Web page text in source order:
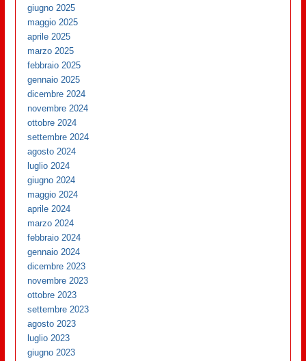
giugno 2025
maggio 2025
aprile 2025
marzo 2025
febbraio 2025
gennaio 2025
dicembre 2024
novembre 2024
ottobre 2024
settembre 2024
agosto 2024
luglio 2024
giugno 2024
maggio 2024
aprile 2024
marzo 2024
febbraio 2024
gennaio 2024
dicembre 2023
novembre 2023
ottobre 2023
settembre 2023
agosto 2023
luglio 2023
giugno 2023